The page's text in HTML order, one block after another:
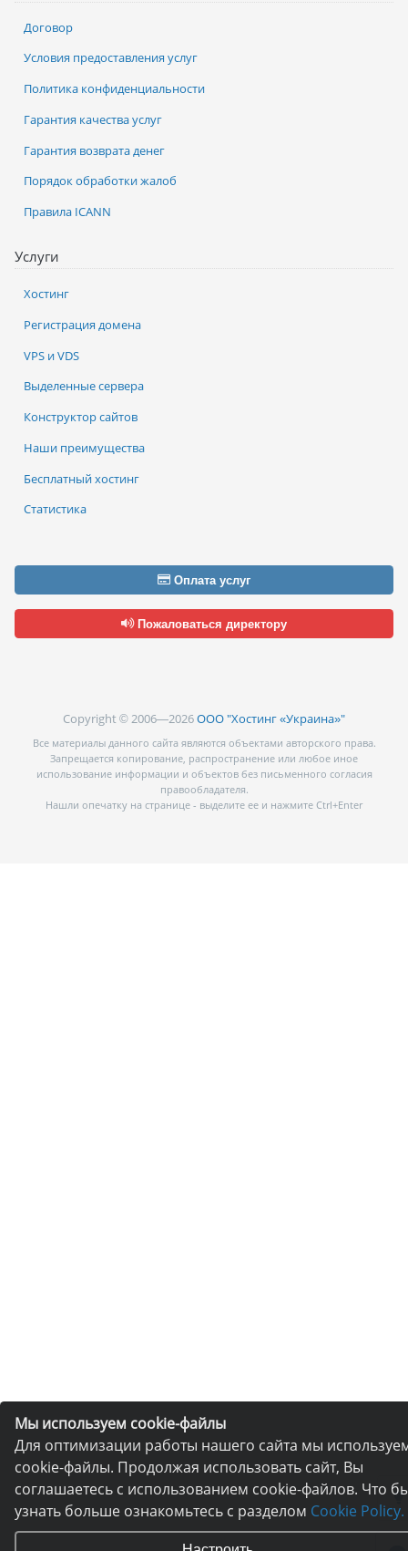
Мы используем cookie-файлы
Для оптимизации работы нашего сайта мы
cookie-файлы. Продолжая использовать сайт, Вы
соглашаетесь с использованием cookie-файлов. Что
узнать больше ознакомьтесь с разделом Cookie Policy.
Услуги
Хостинг
Регистрация домена
VPS и VDS
Выделенные сервера
Конструктор сайтов
Наши преимущества
Бесплатный хостинг
Статистика
Договор
Условия предоставления услуг
Политика конфиденциальности
Гарантия качества услуг
Гарантия возврата денег
Порядок обработки жалоб
Правила ICANN
Оплата услуг
Пожаловаться директору
Copyright © 2006—2026ООО "Хостинг «Украина»"
Все материалы данного сайта являются объектами авторского права.
Запрещается копирование, распространение или любое иное
использование информации и объектов без письменного согласия
правообладателя.
Нашли опечатку на странице - выделите ее и нажмите Ctrl+Enter